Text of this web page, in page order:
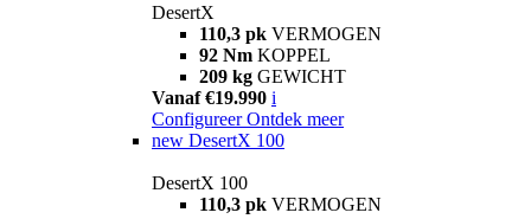
DesertX
110,3 pk VERMOGEN
92 Nm KOPPEL
209 kg GEWICHT
Vanaf €19.990 i
Configureer Ontdek meer
new DesertX 100
DesertX 100
110,3 pk VERMOGEN